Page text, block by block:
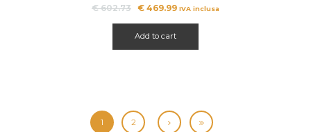
€602.73 Il
era:
€ 602.73.
€ 469.99Il
€ 469.99.
IVA inclusa
Add to cart
1 2